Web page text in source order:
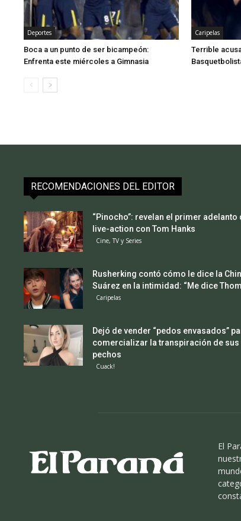
Deportes
Boca a un punto de ser bicampeón:
Enfrenta este miércoles a Gimnasia
Caripelas
Terrible
RECOMENDACIONES DEL EDITOR
“Pinocho”: revelan el primer adelanto
live-action con Tom Hanks
Cine, TV y Series
Rusherking contó cómo le dice la
Suárez en la intimidad: “Me dice
Caripelas
Dejó de vender “pedos envasados”
comercializar la transpiración de sus
pechos
Cuack!
El